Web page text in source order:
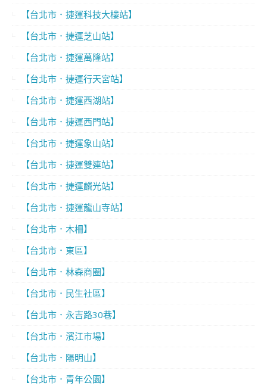
【台北市．捷運科技大樓站】
【台北市．捷運芝山站】
【台北市．捷運萬隆站】
【台北市．捷運行天宮站】
【台北市．捷運西湖站】
【台北市．捷運西門站】
【台北市．捷運象山站】
【台北市．捷運雙連站】
【台北市．捷運麟光站】
【台北市．捷運龍山寺站】
【台北市．木柵】
【台北市．東區】
【台北市．林森商圈】
【台北市．民生社區】
【台北市．永吉路30巷】
【台北市．濱江市場】
【台北市．陽明山】
【台北市．青年公園】